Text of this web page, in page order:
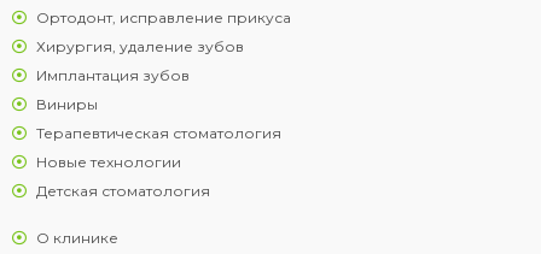
Ортодонт, исправление прикуса
Хирургия, удаление зубов
Имплантация зубов
Виниры
Терапевтическая стоматология
Новые технологии
Детская стоматология
О клинике